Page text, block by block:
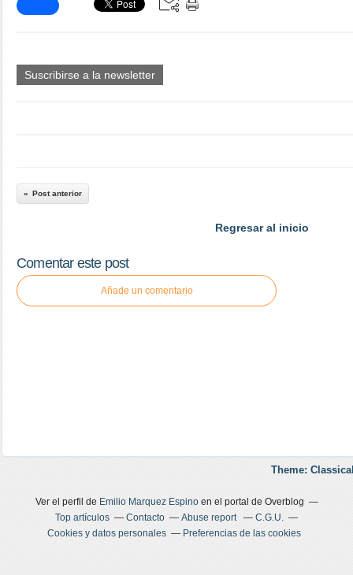
Suscribirse a la newsletter
Post anterior
Regresar al inicio
Comentar este post
Añade un comentario
Theme:
Ver el perfil de Emilio Marquez Espinoen el portal de Overblog
Top artículos
Contacto Abuse report
C.G.U.
Cookies y datos personales
Preferencias de las cookies